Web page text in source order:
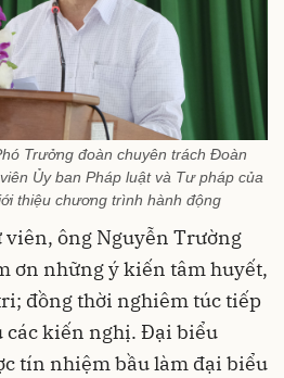
Trưởng đoàn chuyên trách Đoàn
Ủy ban Pháp luật và Tư pháp của
thiệu chương trình hành động
viên, ông Nguyễn Trường
ơn những ý kiến tâm huyết,
đồng thời nghiêm túc tiếp
các kiến nghị. Đại biểu
tín nhiệm bầu làm đại biểu